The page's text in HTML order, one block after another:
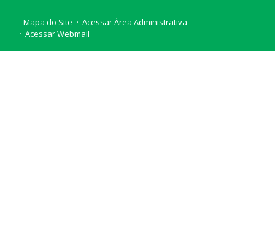
Mapa do Site
Acessar Área Administrativa
Acessar Webmail